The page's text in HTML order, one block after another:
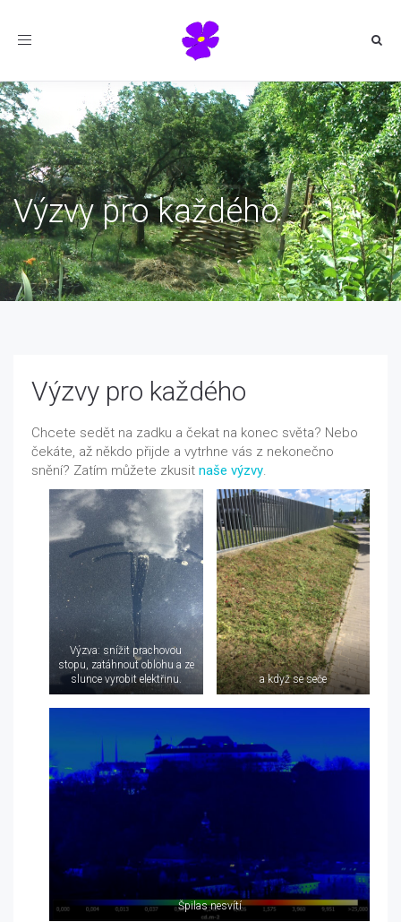
Toggle
Výzvy pro každého
Výzvy pro každého
Chcete sedět na zadku a čekat na konec světa? Nebo
čekáte, až někdo přijde a vytrhne vás z nekonečno
snění? Zatím můžete zkusit naše výzvy.
Výzva: snížit prachovou
stopu, zatáhnout oblohu a ze
slunce vyrobit elektřinu.
a když se seče
Špilas nesvítí